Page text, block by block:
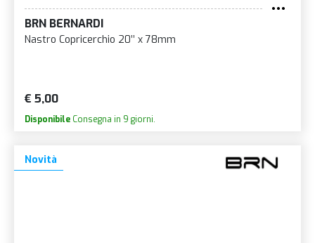
BRN BERNARDI
Nastro Copricerchio 20’’ x 78mm
€ 5,00
Disponibile Consegna in 9 giorni.
Novità